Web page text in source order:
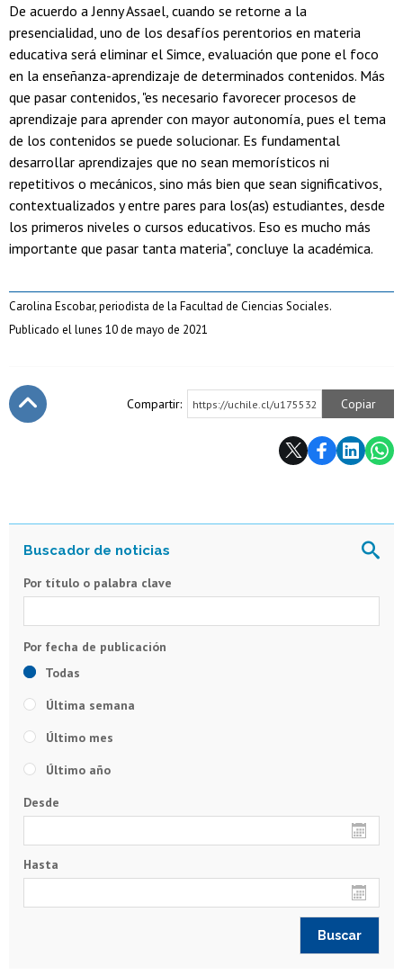
De acuerdo a Jenny Assael, cuando se retorne a la
presencialidad, uno de los desafíos perentorios en materia
educativa será eliminar el Simce, evaluación que pone el foco
en la enseñanza-aprendizaje de determinados contenidos. Más
que pasar contenidos, "es necesario favorecer procesos de
aprendizaje para aprender con mayor autonomía, pues el tema
de los contenidos se puede solucionar. Es fundamental
desarrollar aprendizajes que no sean memorísticos ni
repetitivos o mecánicos, sino más bien que sean significativos,
contextualizados y entre pares para los(as) estudiantes, desde
los primeros niveles o cursos educativos. Eso es mucho más
importante que pasar tanta materia", concluye la académica.
Carolina Escobar, periodista de la Facultad de Ciencias Sociales.
Publicado el lunes 10 de mayo de 2021
Compartir: https://uchile.cl/u175532 Copiar
Por título o palabra clave
Todas
Última semana
Último mes
Último año
Desde
Hasta